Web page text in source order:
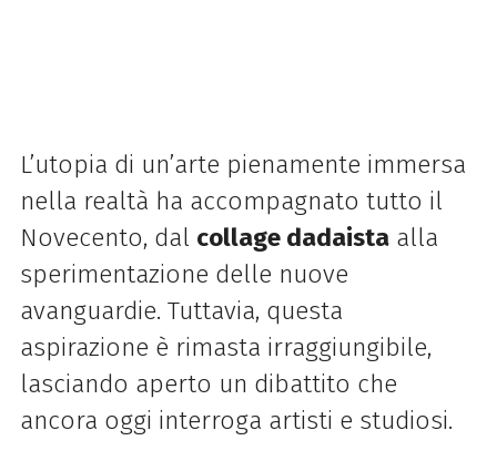
L’utopia di un’arte pienamente immersa
nella realtà ha accompagnato tutto il
Novecento, dal collage dadaistaalla
sperimentazione delle nuove
avanguardie. Tuttavia, questa
aspirazione è rimasta irraggiungibile,
lasciando aperto un dibattito che
ancora oggi interroga artisti e studiosi.